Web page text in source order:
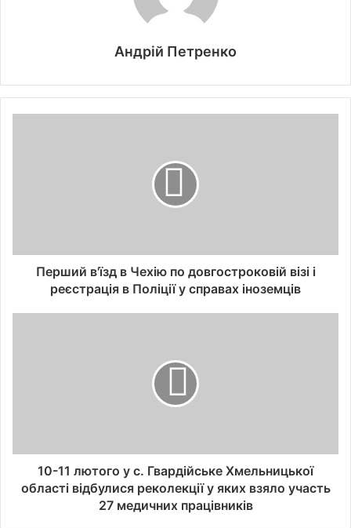
Андрій Петренко
Перший в'їзд в Чехію по довгостроковій візі і
реєстрація в Поліції у справах іноземців
10-11 лютого у с. Гвардійське Хмельницької
області відбулися реколекції у яких взяло участь
27 медичних працівників